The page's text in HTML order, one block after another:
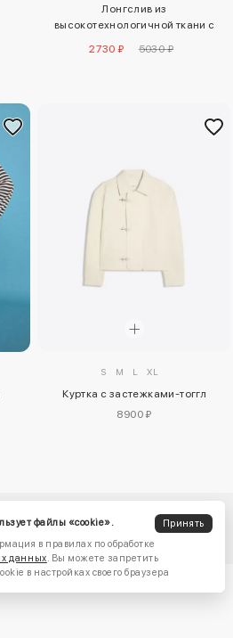
Лонгслив из
высокотехнологичной ткани с
2730 ₽ 5030 ₽
S M L XL
Куртка с застежками-тоггл
8900 ₽
файлы «cookie».
Принять
в правилах по обработке
данных. Вы можете запретить
в настройках своего браузера